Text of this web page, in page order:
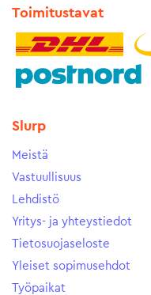
Toimitustavat
Slurp
Meistä
Vastuullisuus
Lehdistö
Yritys- ja yhteystiedot
Tietosuojaseloste
Yleiset sopimusehdot
Työpaikat